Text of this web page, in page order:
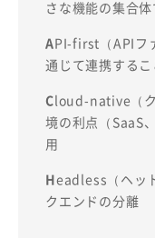
さな機能の集合
API-first（APIフ
通じて連携する
Cloud-native（
境の利点（SaaS
用
Headless（ヘッ
クエンドの分離